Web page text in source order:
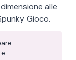
alle
Gioco.